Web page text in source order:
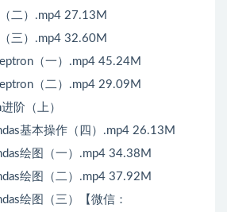
二）.mp4 27.13M
三）.mp4 32.60M
（一）.mp4 45.24M
（二）.mp4 29.09M
阶（上）
基本操作（四）.mp4 26.13M
绘图（一）.mp4 34.38M
绘图（二）.mp4 37.92M
绘图（三）【微信：